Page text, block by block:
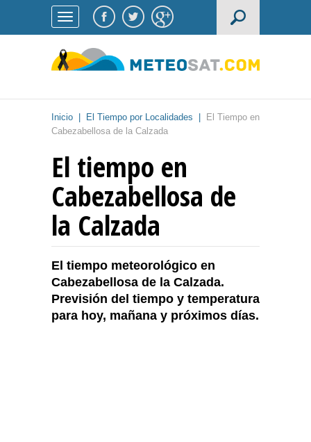
Inicio El Tiempo por Localidades
El Tiempo en
Cabezabellosa de la Calzada
El tiempo en
Cabezabellosa de
la Calzada
El tiempo meteorológico en
Cabezabellosa de la Calzada.
Previsión del tiempo y temperatura
para hoy, mañana y próximos días.